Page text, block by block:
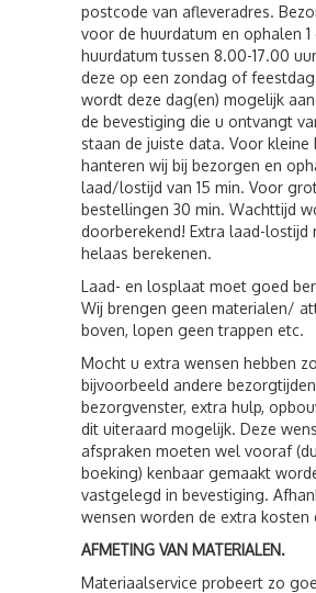
postcode van afleveradres.
voor de huurdatum en ophalen 1
huurdatum tussen 8.00-17.00
deze op een zondag of
wordt deze dag(en) mogelijk
de bevestiging die u ontvangt
staan de juiste data. Voor kleine
hanteren wij bij bezorgen en
laad/lostijd van 15 min. Voor
bestellingen 30 min. Wachttijd
doorberekend! Extra laad-lostijd
helaas berekenen.
Laad- en losplaat moet goed
Wij brengen geen materialen/
boven, lopen geen trappen etc.
Mocht u extra wensen hebben
bijvoorbeeld andere
bezorgvenster, extra hulp,
dit uiteraard mogelijk. Deze
afspraken moeten wel vooraf
boeking) kenbaar gemaakt
vastgelegd in bevestiging.
wensen worden de extra kosten
AFMETING VAN MATERIALEN.
Materiaalservice probeert zo